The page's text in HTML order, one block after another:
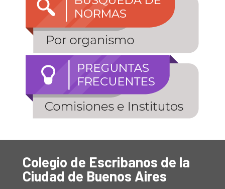
Colegio de Escribanos de la
Ciudad de Buenos Aires